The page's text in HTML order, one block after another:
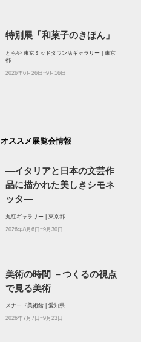
特別展「和菓子のきほん」
とらや 東京ミッドタウン店ギャラリー | 東京
都
2026年6月26日~9月16日
オススメ展覧会情報
—イタリアと日本の文芸作
品に描かれた美しきシモネ
ッタ—
丸紅ギャラリー | 東京都
2026年8月6日~9月30日
美術の時間 －つくるの視点
で見る美術
メナード美術館 | 愛知県
2026年7月7日~9月23日